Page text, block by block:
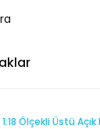
Ölçekli Üstü